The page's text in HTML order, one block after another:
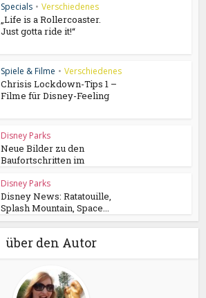
Specials • Verschiedenes
„Life is a Rollercoaster.
Just gotta ride it!“
Spiele & Filme • Verschiedenes
Chrisis Lockdown-Tips 1 –
Filme für Disney-Feeling
Disney Parks
Neue Bilder zu den
Baufortschritten im
Disney Parks
Disney News: Ratatouille,
Splash Mountain, Space...
über den Autor